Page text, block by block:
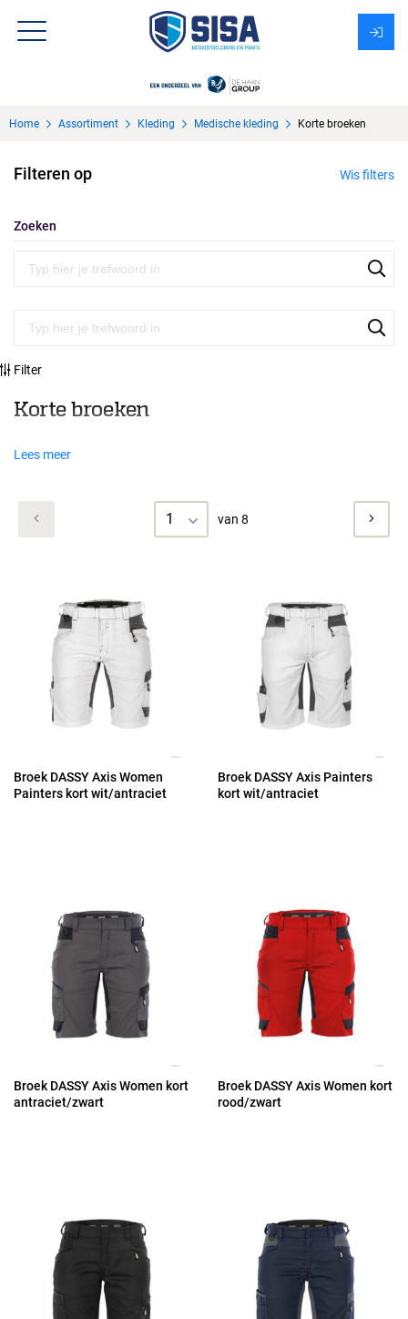
Over Sisa
KMS
Uitzendbureau?
Home Assortiment Kleding Medische kleding Korte broeken
Filteren op Wis filters
Zoeken
Filter
Korte broeken
Lees meer
1 van 8
Broek DASSY Axis Women
Painters kort wit/antraciet
Broek DASSY Axis Painters
kort wit/antraciet
Broek DASSY Axis Women kort
antraciet/zwart
Broek DASSY Axis Women kort
rood/zwart